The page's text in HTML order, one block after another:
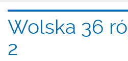
Wolska 36
2